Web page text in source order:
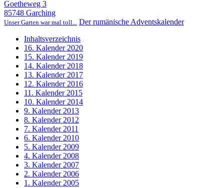
Goetheweg 3
85748 Garching
Unser Garten war mal toll... Der rumänische Adventskalender
Inhaltsverzeichnis
16. Kalender 2020
15. Kalender 2019
14. Kalender 2018
13. Kalender 2017
12. Kalender 2016
11. Kalender 2015
10. Kalender 2014
9. Kalender 2013
8. Kalender 2012
7. Kalender 2011
6. Kalender 2010
5. Kalender 2009
4. Kalender 2008
3. Kalender 2007
2. Kalender 2006
1. Kalender 2005